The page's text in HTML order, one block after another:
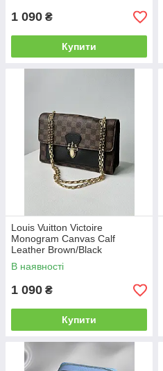
1 090 ₴
Купити
Louis Vuitton Victoire
Monogram Canvas Calf
Leather Brown/Black
В наявності
1 090 ₴
Купити